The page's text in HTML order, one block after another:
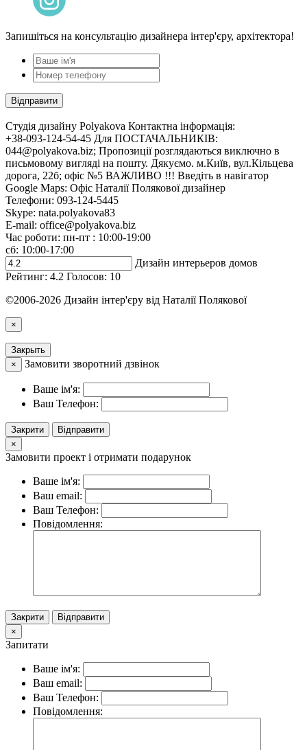
Запишіться на консультацію дизайнера інтер'єру, архітектора!
Cтудія дизайну Polyakova Контактна інформація:
+38-093-124-54-45 Для ПОСТАЧАЛЬНИКІВ:
044@polyakova.biz; Пропозиції розглядаються виключно в
письмовому вигляді на пошту. Дякуємо. м.Київ, вул.Кільцева
дорога, 22б; офіс №5 ВАЖЛИВО !!! Введіть в навігатор
Google Maps: Офіс Наталії Полякової дизайнер
Телефони: 093-124-5445
Skype: nata.polyakova83
E-mail: office@polyakova.biz
Час роботи: пн-пт : 10:00-19:00
сб: 10:00-17:00
Дизайн интерьеров домов
Рейтинг: 4.2 Голосов: 10
©2006-2026 Дизайн інтер'єру від Наталії Полякової
×
Закрыть
×
Замовити зворотний дзвінок
Ваше ім'я:
Ваш Телефон:
Закрити
Відправити
×
Замовити проект і отримати подарунок
Ваше ім'я:
Ваш email:
Ваш Телефон:
Повідомлення:
Закрити
Відправити
×
Запитати
Ваше ім'я:
Ваш email:
Ваш Телефон:
Повідомлення: